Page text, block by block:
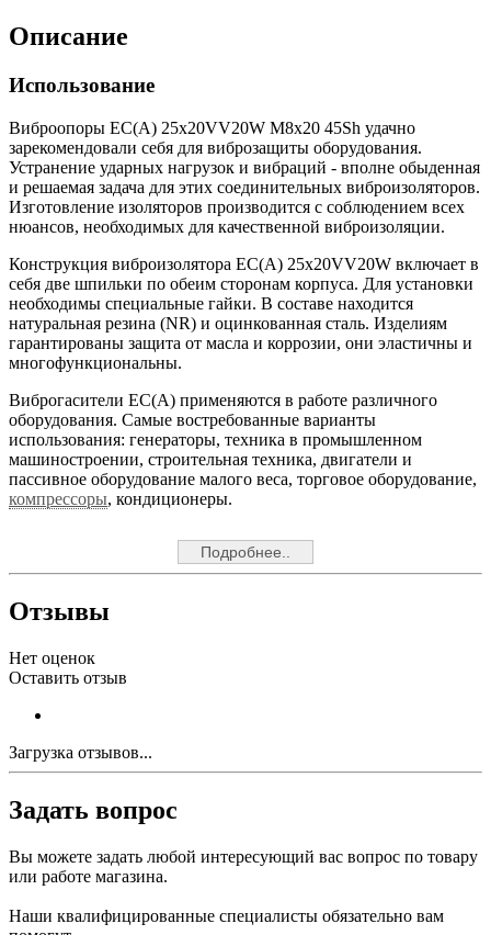
Описание
Использование
Виброопоры EC(A) 25x20VV20W M8x20 45Sh удачно
зарекомендовали себя для виброзащиты оборудования.
Устранение ударных нагрузок и вибраций - вполне обыденная
и решаемая задача для этих соединительных виброизоляторов.
Изготовление изоляторов производится с соблюдением всех
нюансов, необходимых для качественной виброизоляции.
Конструкция виброизолятора EC(A) 25x20VV20W включает в
себя две шпильки по обеим сторонам корпуса. Для установки
необходимы специальные гайки. В составе находится
натуральная резина (NR) и оцинкованная сталь. Изделиям
гарантированы защита от масла и коррозии, они эластичны и
многофункциональны.
Виброгасители EC(A) применяются в работе различного
оборудования. Самые востребованные варианты
использования: генераторы, техника в промышленном
машиностроении, строительная техника, двигатели и
пассивное оборудование малого веса, торговое оборудование,
компрессоры, кондиционеры.
Подробнее..
Отзывы
Нет оценок
Оставить отзыв
Загрузка отзывов...
Задать вопрос
Вы можете задать любой интересующий вас вопрос по товару
или работе магазина.
Наши квалифицированные специалисты обязательно вам